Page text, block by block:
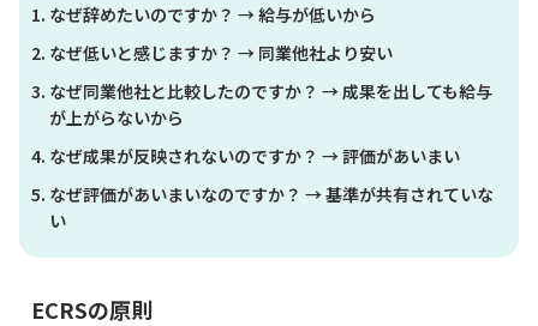
なぜ辞めたいのですか？ → 給与が低いから
なぜ低いと感じますか？ → 同業他社より安い
なぜ同業他社と比較したのですか？ → 成果を出しても給与
が上がらないから
なぜ成果が反映されないのですか？ → 評価があいまい
なぜ評価があいまいなのですか？ → 基準が共有されていな
い
ECRSの原則